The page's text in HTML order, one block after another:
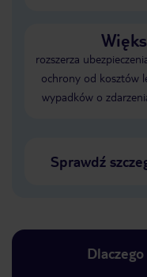
rozszerza
ochrony od kosztów
wypadków o
Sprawdź